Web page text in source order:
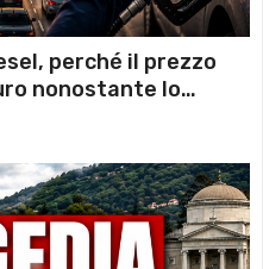
perché il prezzo
nonostante lo